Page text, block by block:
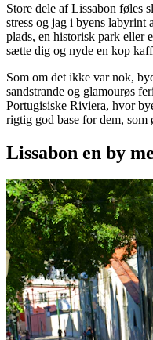
Store dele af Lissabon føles
stress og jag i byens labyrint
plads, en historisk park eller
sætte dig og nyde en kop
Som om det ikke var nok,
sandstrande og glamourøs
Portugisiske Riviera, hvor
rigtig god base for dem, som
Lissabon en by